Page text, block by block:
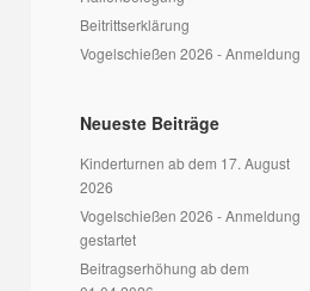
Beitrittserklärung
Vogelschießen 2026 - Anmeldung
Neueste Beiträge
Kinderturnen ab dem 17. August
2026
Vogelschießen 2026 - Anmeldung
gestartet
Beitragserhöhung ab dem